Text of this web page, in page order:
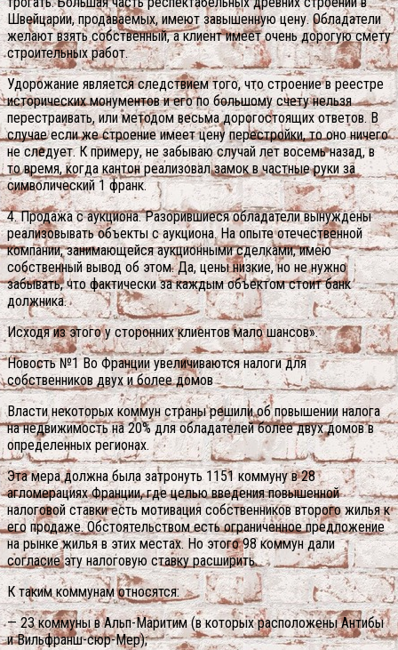
Швейцарии, продаваемых, имеют завышенную цену. Обладатели
желают взять собственный, а клиент имеет очень дорогую смету
строительных работ.
Удорожание является следствием того, что строение в реестре
исторических монументов и его по большому счету нельзя
перестраивать, или методом весьма дорогостоящих ответов. В
случае если же строение имеет цену перестройки, то оно ничего
не следует. К примеру, не забываю случай лет восемь назад, в
то время, когда кантон реализовал замок в частные руки за
символический 1 франк.
4. Продажа с аукциона. Разорившиеся обладатели вынуждены
реализовывать объекты с аукциона. На опыте отечественной
компании, занимающейся аукционными сделками, имею
собственный вывод об этом. Да, цены низкие, но не нужно
забывать, что фактически за каждым объектом стоит банк
должника.
Исходя из этого у сторонних клиентов мало шансов».
Новость №1 Во Франции увеличиваются налоги для
собственников двух и более домов
Власти некоторых коммун страны решили об повышении налога
на недвижимость на 20% для обладателей более двух домов в
определенных регионах.
Эта мера должна была затронуть 1151 коммуну в 28
агломерациях Франции, где целью введения повышенной
налоговой ставки есть мотивация собственников второго жилья к
его продаже. Обстоятельством есть ограниченное предложение
на рынке жилья в этих местах. Но этого 98 коммун дали
согласие эту налоговую ставку расширить.
К таким коммунам относятся:
— 23 коммуны в Альп-Маритим (в которых расположены Антибы
и Вильфранш-сюр-Мер);